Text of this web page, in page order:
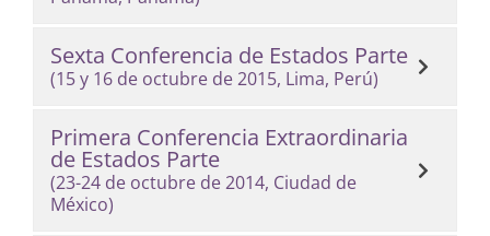
Sexta Conferencia de Estados Parte
(15 y 16 de octubre de 2015, Lima, Perú)
Primera Conferencia Extraordinaria
de Estados Parte
(23-24 de octubre de 2014, Ciudad de
México)